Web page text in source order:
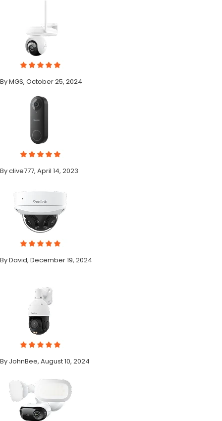
By MGS, October 25, 2024
By clive777, April 14, 2023
By David, December 19, 2024
By JohnBee, August 10, 2024